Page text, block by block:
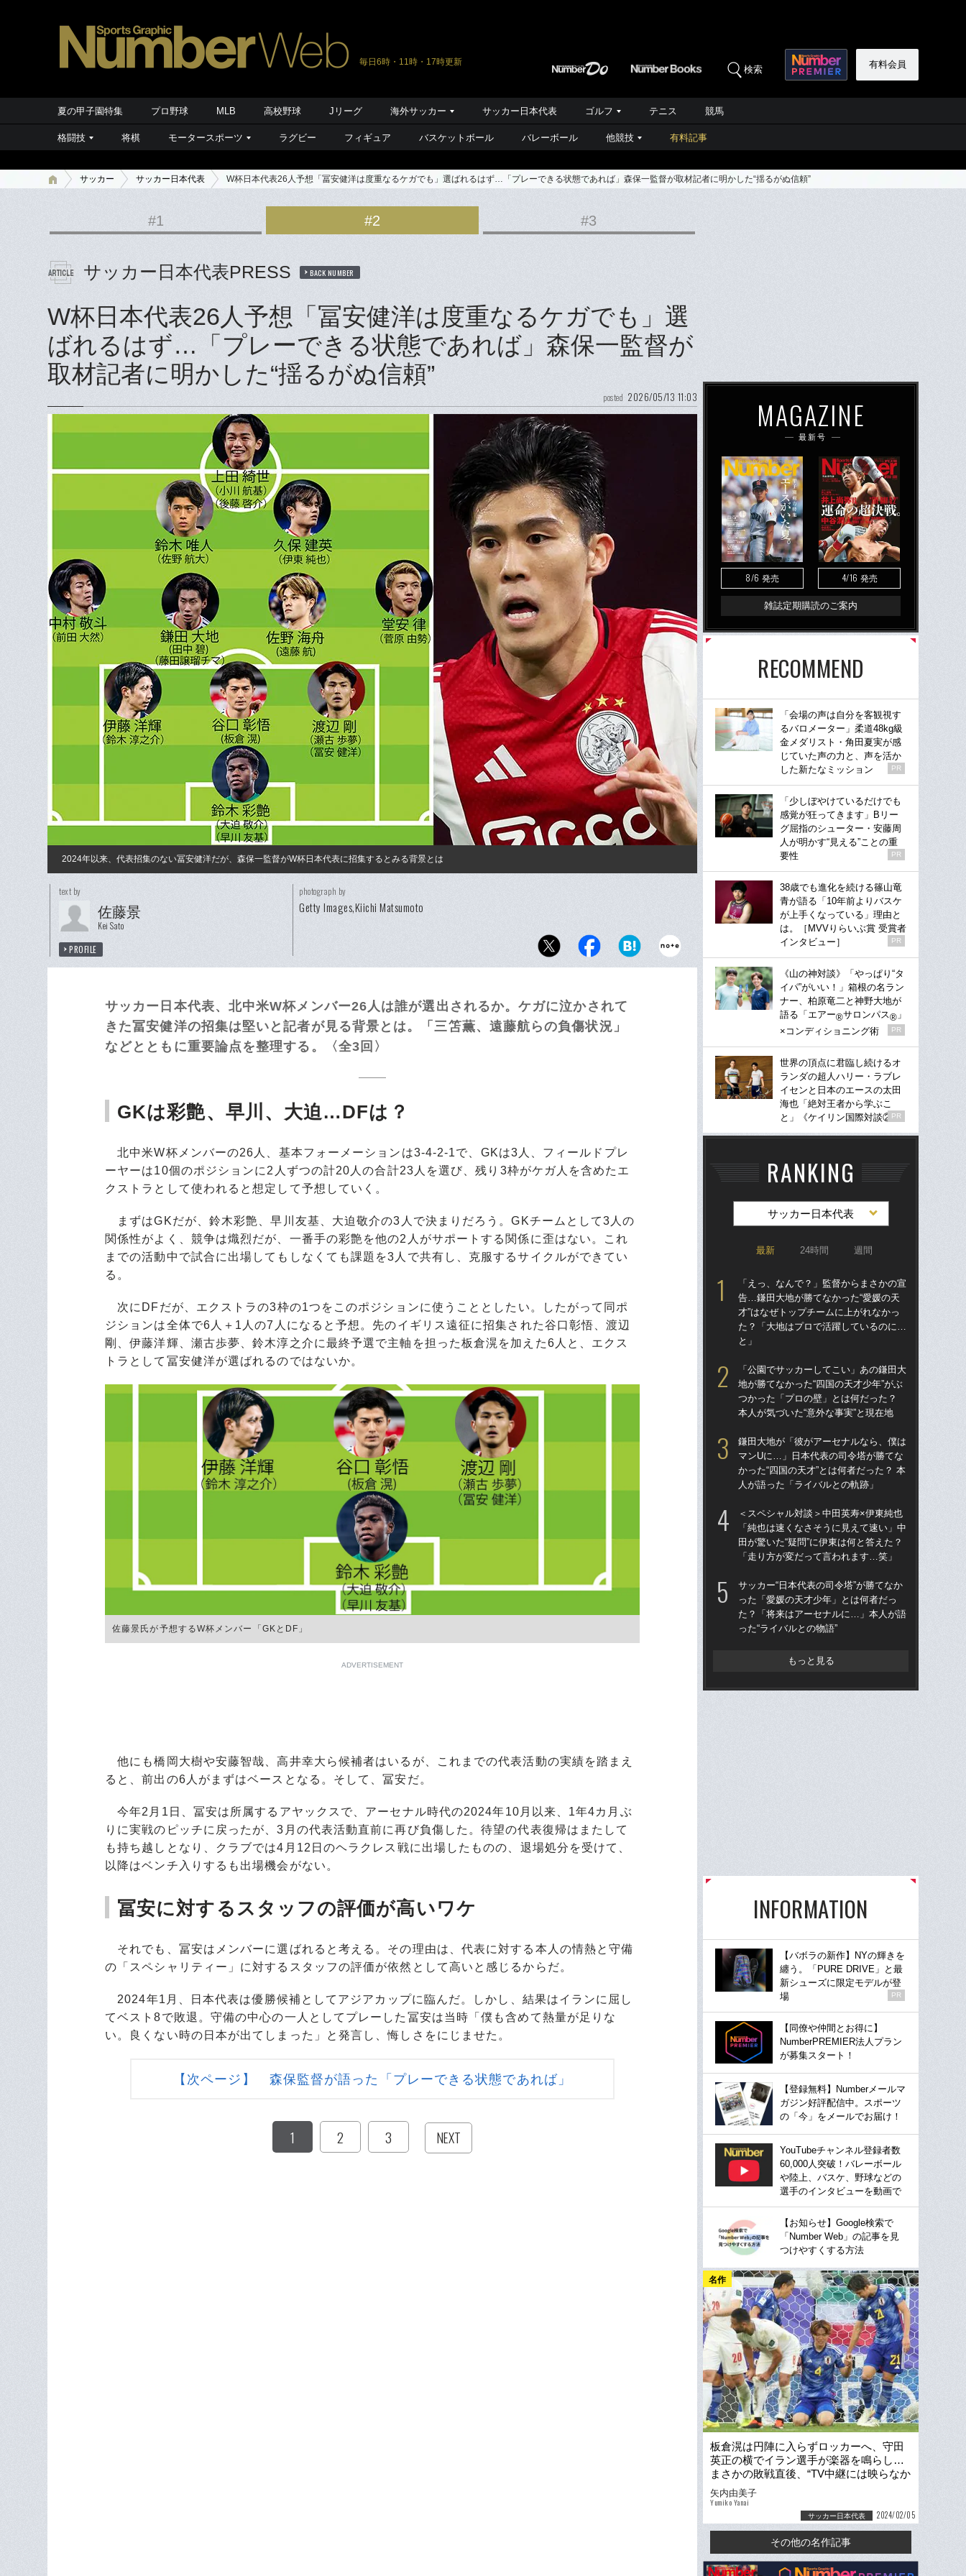
毎日6時・11時・17時更新
検索 有料会員
夏の甲子園特集 プロ野球 MLB 高校野球 Jリーグ 海外サッカー サッカー日本代表 ゴルフ テニス 競馬
格闘技 将棋 モータースポーツ ラグビー フィギュア バスケットボール バレーボール 他競技 有料記事
サッカー サッカー日本代表 W杯日本代表26人予想「冨安健洋は度重なるケガでも」選ばれるはず…「プレーできる状態であれば」森保一監督が取材記者に明かした“揺るがぬ信頼”
#1 #2 #3
サッカー日本代表PRESS BACK NUMBER
W杯日本代表26人予想「冨安健洋は度重なるケガでも」選
ばれるはず…「プレーできる状態であれば」森保一監督が
取材記者に明かした“揺るがぬ信頼”
posted 2026/05/13 11:03
2024年以来、代表招集のない冨安健洋だが、森保一監督がW杯日本代表に招集するとみる背景とは
text by
佐藤景
Kei Sato
PROFILE
photograph by
Getty Images,Kiichi Matsumoto
サッカー日本代表、北中米W杯メンバー26人は誰が選出されるか。ケガに泣かされて
きた冨安健洋の招集は堅いと記者が見る背景とは。「三笘薫、遠藤航らの負傷状況」
などとともに重要論点を整理する。〈全3回〉
GKは彩艶、早川、大迫…DFは？
北中米W杯メンバーの26人、基本フォーメーションは3-4-2-1で、GKは3人、フィールドプレ
ーヤーは10個のポジションに2人ずつの計20人の合計23人を選び、残り3枠がケガ人を含めたエ
クストラとして使われると想定して予想していく。
まずはGKだが、鈴木彩艶、早川友基、大迫敬介の3人で決まりだろう。GKチームとして3人の
関係性がよく、競争は熾烈だが、一番手の彩艶を他の2人がサポートする関係に歪はない。これ
までの活動中で試合に出場してもしなくても課題を3人で共有し、克服するサイクルができてい
る。
次にDFだが、エクストラの3枠の1つをこのポジションに使うこととしたい。したがって同ポ
ジションは全体で6人＋1人の7人になると予想。先のイギリス遠征に招集された谷口彰悟、渡辺
剛、伊藤洋輝、瀬古歩夢、鈴木淳之介に最終予選で主軸を担った板倉滉を加えた6人と、エクス
トラとして冨安健洋が選ばれるのではないか。
佐藤景氏が予想するW杯メンバー「GKとDF」
ADVERTISEMENT
他にも橋岡大樹や安藤智哉、高井幸大ら候補者はいるが、これまでの代表活動の実績を踏まえ
ると、前出の6人がまずはベースとなる。そして、冨安だ。
今年2月1日、冨安は所属するアヤックスで、アーセナル時代の2024年10月以来、1年4カ月ぶ
りに実戦のピッチに戻ったが、3月の代表活動直前に再び負傷した。待望の代表復帰はまたして
も持ち越しとなり、クラブでは4月12日のヘラクレス戦に出場したものの、退場処分を受けて、
以降はベンチ入りするも出場機会がない。
冨安に対するスタッフの評価が高いワケ
それでも、冨安はメンバーに選ばれると考える。その理由は、代表に対する本人の情熱と守備
の「スペシャリティー」に対するスタッフの評価が依然として高いと感じるからだ。
2024年1月、日本代表は優勝候補としてアジアカップに臨んだ。しかし、結果はイランに屈し
てベスト8で敗退。守備の中心の一人としてプレーした冨安は当時「僕も含めて熱量が足りな
い。良くない時の日本が出てしまった」と発言し、悔しさをにじませた。
【次ページ】 森保監督が語った「プレーできる状態であれば」
1 2 3 NEXT
MAGAZINE
最新号
8/6 発売 4/16 発売
雑誌定期購読のご案内
RECOMMEND
「会場の声は自分を客観視す
るバロメーター」柔道48kg級
金メダリスト・角田夏実が感
じていた声の力と、声を活か
した新たなミッション
PR
「少しぼやけているだけでも
感覚が狂ってきます」Bリー
グ屈指のシューター・安藤周
人が明かす“見える”ことの重
要性
PR
38歳でも進化を続ける篠山竜
青が語る「10年前よりバスケ
が上手くなっている」理由と
は。［MVVりらいぶ賞 受賞者
インタビュー］
PR
《山の神対談》「やっぱり“タ
イパ”がいい！」箱根の名ラン
ナー、柏原竜二と神野大地が
語る「エアー®サロンパス® 」
×コンディショニング術
PR
世界の頂点に君臨し続けるオ
ランダの超人ハリー・ラブレ
イセンと日本のエースの太田
海也「絶対王者から学ぶこ
と」《ケイリン国際対談②》
PR
RANKING
サッカー日本代表
最新 24時間 週間
「えっ、なんで？」監督からまさかの宣
告…鎌田大地が勝てなかった“愛媛の天
才”はなぜトップチームに上がれなかっ
た？「大地はプロで活躍しているのに…
と」
「公園でサッカーしてこい」あの鎌田大
地が勝てなかった“四国の天才少年”がぶ
つかった「プロの壁」とは何だった？
本人が気づいた“意外な事実”と現在地
鎌田大地が「彼がアーセナルなら、僕は
マンUに…」日本代表の司令塔が勝てな
かった“四国の天才”とは何者だった？ 本
人が語った「ライバルとの軌跡」
＜スペシャル対談＞中田英寿×伊東純也
「純也は速くなさそうに見えて速い」中
田が驚いた“疑問”に伊東は何と答えた？
「走り方が変だって言われます…笑」
サッカー“日本代表の司令塔”が勝てなか
った「愛媛の天才少年」とは何者だっ
た？「将来はアーセナルに…」本人が語
った“ライバルとの物語”
もっと見る
INFORMATION
【バボラの新作】NYの輝きを
纏う。「PURE DRIVE」と最
新シューズに限定モデルが登
場
PR
【同僚や仲間とお得に】
NumberPREMIER法人プラン
が募集スタート！
【登録無料】Numberメールマ
ガジン好評配信中。スポーツ
の「今」をメールでお届け！
YouTubeチャンネル登録者数
60,000人突破！バレーボール
や陸上、バスケ、野球などの
選手のインタビューを動画で
【お知らせ】Google検索で
「Number Web」の記事を見
つけやすくする方法
名作
板倉滉は円陣に入らずロッカーへ、守田
英正の横でイラン選手が楽器を鳴らし…
まさかの敗戦直後、“TV中継には映らなか
った”選手の姿
矢内由美子
Yumiko Yanai
サッカー日本代表 2024/02/05
その他の名作記事